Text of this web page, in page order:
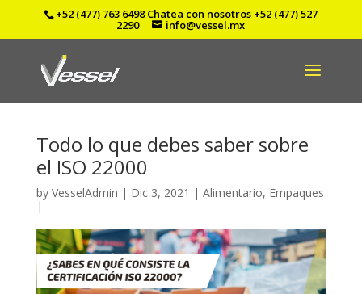
+52 (477) 763 6498Chatea con nosotros +52 (477) 527
2290 info@vessel.mx
Todo lo que debes saber sobre
el ISO 22000
by VesselAdmin | Dic 3, 2021 | Alimentario, Empaques
|